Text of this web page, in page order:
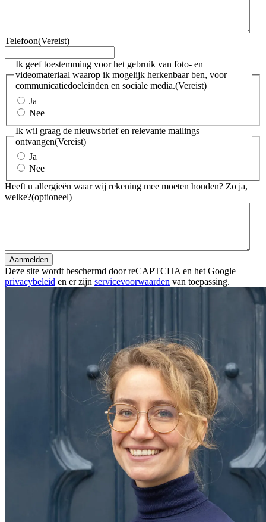
Telefoon(Vereist)
Ik geef toestemming voor het gebruik van foto- en
videomateriaal waarop ik mogelijk herkenbaar ben, voor
communicatiedoeleinden en sociale media.(Vereist)
Ja
Nee
Ik wil graag de nieuwsbrief en relevante mailings
ontvangen(Vereist)
Ja
Nee
Heeft u allergieën waar wij rekening mee moeten houden? Zo ja,
welke?(optioneel)
Aanmelden
Deze site wordt beschermd door reCAPTCHA en het Google
privacybeleid en er zijn servicevoorwaarden van toepassing.